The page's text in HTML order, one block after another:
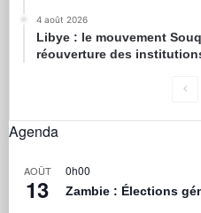
4 août 2026
Libye : le mouvement
réouverture des
Agenda
AOÛT
13
0h00
Zambie : Élections